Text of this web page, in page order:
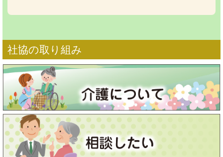
社協の取り組み